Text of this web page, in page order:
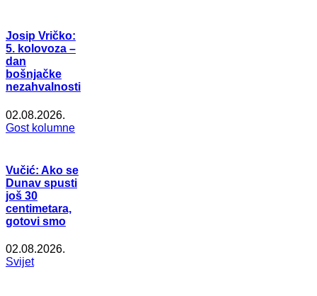
Josip Vričko:
5. kolovoza –
dan
bošnjačke
nezahvalnosti
02.08.2026.
Gost kolumne
Vučić: Ako se
Dunav spusti
još 30
centimetara,
gotovi smo
02.08.2026.
Svijet